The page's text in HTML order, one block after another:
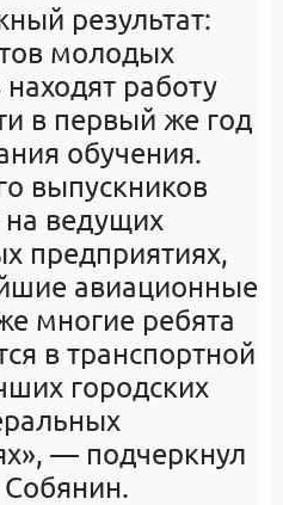
результат:
молодых
работу
в первый же год
обучения.
выпускников
ведущих
предприятиях,
авиационные
многие ребята
в транспортной
городских
— подчеркнул